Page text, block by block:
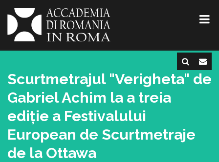
Scurtmetrajul "Verigheta" de
Gabriel Achim la a treia
ediție a Festivalului
European de Scurtmetraje
de la Ottawa